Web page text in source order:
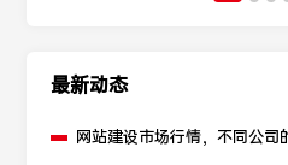
最新动态
网站建设市场行情，不同公司